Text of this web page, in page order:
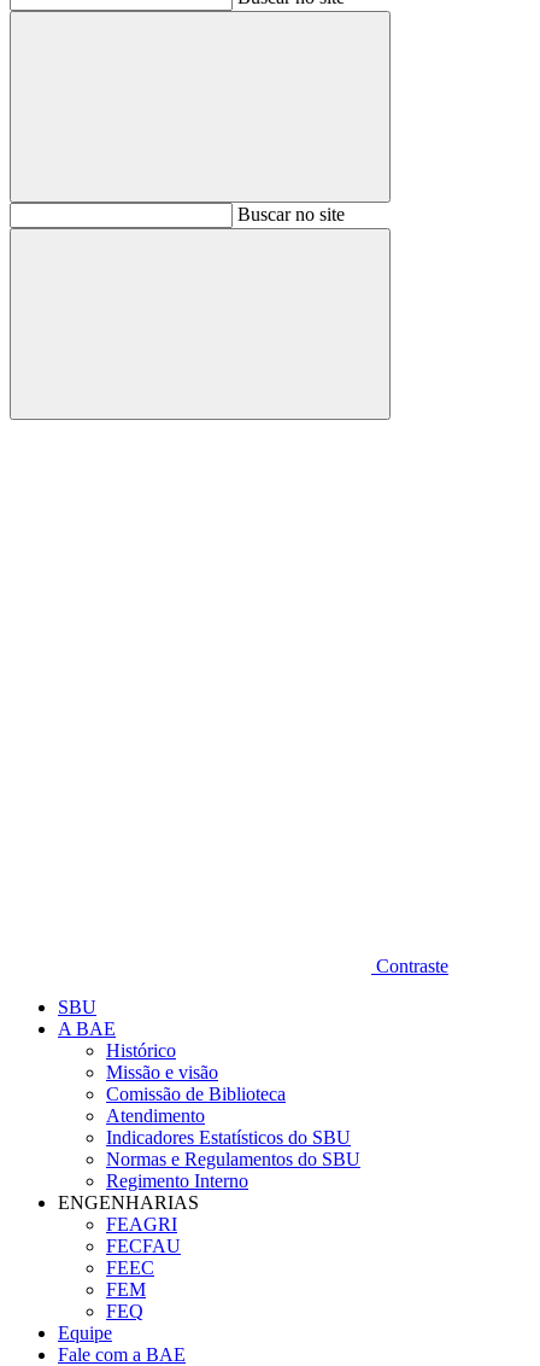
BuscarBuscar no site
Buscar
Contraste
SBU
A BAE
Histórico
Missão e visão
Comissão de Biblioteca
Atendimento
Indicadores Estatísticos do SBU
Normas e Regulamentos do SBU
Regimento Interno
ENGENHARIAS
FEAGRI
FECFAU
FEEC
FEM
FEQ
Equipe
Fale com a BAE